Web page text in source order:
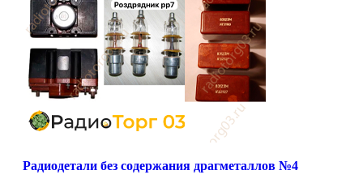
Радиодетали без содержания драгметаллов №4